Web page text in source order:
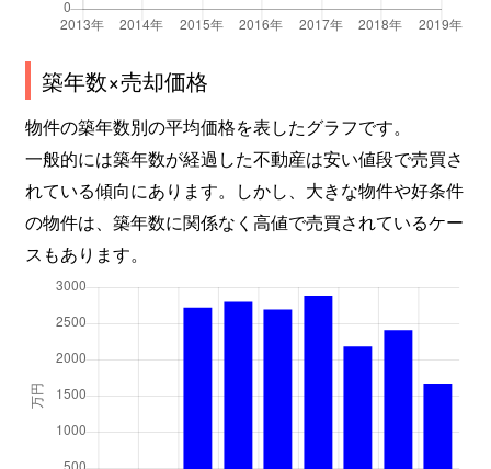
築年数×売却価格
物件の築年数別の平均価格を表したグラフです。
一般的には築年数が経過した不動産は安い値段で売買さ
れている傾向にあります。しかし、大きな物件や好条件
の物件は、築年数に関係なく高値で売買されているケー
スもあります。